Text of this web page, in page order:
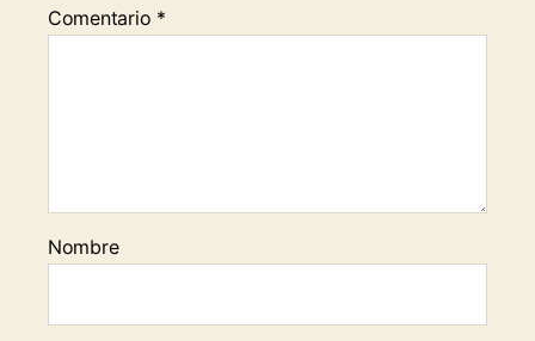
Comentario *
Nombre